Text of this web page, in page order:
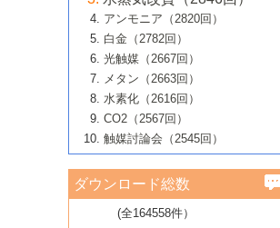
6号 貴金属使用量低減に向けた自動車排
ガス浄化触媒の開発
B号 第123回触媒討論会（2019年・大阪
6号 低級アルカンの有効利用のための触
媒技術
B号 第119回触媒討論会（2017年・首都
大学東京）
4号 触媒研究の最先端～とびたて若き研究
者たち～（2）
5号 触媒研究の最先端～とびたて若き研究
者たち～（3）
6号 イオニクス材料と燃料電池・電解合成
の最新の研究動向
B号 第117回触媒討論会（2016年・大阪府
立大学）
るアノード触媒上での燃料直接改質技術
4号 コアシェル構造の制御による触媒機能
5号 工業触媒およびその周辺技術の最近の
進歩
6号 ナノシート
B号 第115回触媒討論会（2015年・成蹊大
開発動向
4号 人工光合成に向けた近年のアプローチ
5号 未利用熱エネルギーの有効活用に貢献
する触媒技術
6号 ポリオキソメタレート
B号 第113回触媒討論会（2014年・ロワジ
ールホテル豊橋）
2号 リビングラジカル重合の最近の動向
3号 天然ガスの化学工業的展開に関する触
媒技術
4号 貴金属触媒の精密構造制御とその活用
5号 バイオマス化成品製造のための固体触
6号 ナノ空間─吸着状態解析から新機能開拓
B号 第111回触媒討論会（2013年・関西大
の進歩
2号 第109回触媒討論会
3号 貴金属低減技術の最新動向
4号 貴金属代替技術の最新動向
5号 光触媒による物質変換反応の新展開
6号 グラフェン
7号 水素を利用する化成品合成の新潮流
1号 金属学から見る合金触媒の新展開
2号 第107回触媒討論会
3号 触媒のその場観察法の進歩（１）
4号 触媒のその場観察法の進歩（２）
5号 不活性結合の触媒的活性化による有機
合成
6号 新しい固体酸触媒技術
7号 ゼオライト合成における最近の進歩
▼52巻（2010年）
1号 触媒の劣化対策と長寿命触媒開発
2号 第105回触媒討論会
3号 ナノ構造が拓く新機能
4号 活性サイトおよびその環境の精密な設
計による触媒の高機能化
5号 触媒を有効に使うための技術
7号 有機分子触媒による精密有機合成
1号 炭素材料－熱い注目を集める材料－
2号 第103回触媒討論会
3号 環境浄化用光触媒の現状と課題
4号 水素社会の実現に向けた水素製造・貯
蔵技術の進歩
5号 CO2が関わる触媒・材料
▼50巻（2008年）
1号 触媒化学と学会のこの10年，半世紀，
そして未来
2号 第101回触媒討論会
4号 錯体を利用したユニークな表面構造の
構築と機能
▼49巻（2007年）
1号 含フッ素化合物の合成と触媒
2号 第99回触媒討論会
3号 実用的ファインケミカル合成プロセス
を実現する触媒
▼48巻（2006年）
1号 固体酸触媒の最近の進歩
2号 第97回触媒討論会
3号 リビング重合触媒の最近の展開
1号 最近の触媒担体とその効果
2号 第95回触媒討論会
▼46巻（2004年）
1号 部分酸化反応触媒の最前線
▼45巻（2003年）
アンモニア（2820回）
白金（2782回）
光触媒（2667回）
メタン（2663回）
水素化（2616回）
CO2（2567回）
触媒討論会（2545回）
ダウンロード総数
(全164558件）